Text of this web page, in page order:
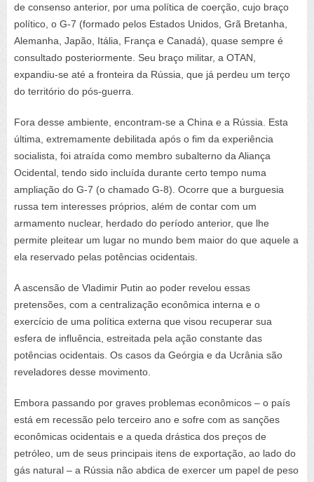
de consenso anterior, por uma política de coerção, cujo braço
político, o G-7 (formado pelos Estados Unidos, Grã Bretanha,
Alemanha, Japão, Itália, França e Canadá), quase sempre é
consultado posteriormente. Seu braço militar, a OTAN,
expandiu-se até a fronteira da Rússia, que já perdeu um terço
do território do pós-guerra.
Fora desse ambiente, encontram-se a China e a Rússia. Esta
última, extremamente debilitada após o fim da experiência
socialista, foi atraída como membro subalterno da Aliança
Ocidental, tendo sido incluída durante certo tempo numa
ampliação do G-7 (o chamado G-8). Ocorre que a burguesia
russa tem interesses próprios, além de contar com um
armamento nuclear, herdado do período anterior, que lhe
permite pleitear um lugar no mundo bem maior do que aquele a
ela reservado pelas potências ocidentais.
A ascensão de Vladimir Putin ao poder revelou essas
pretensões, com a centralização econômica interna e o
exercício de uma política externa que visou recuperar sua
esfera de influência, estreitada pela ação constante das
potências ocidentais. Os casos da Geórgia e da Ucrânia são
reveladores desse movimento.
Embora passando por graves problemas econômicos – o país
está em recessão pelo terceiro ano e sofre com as sanções
econômicas ocidentais e a queda drástica dos preços de
petróleo, um de seus principais itens de exportação, ao lado do
gás natural – a Rússia não abdica de exercer um papel de peso